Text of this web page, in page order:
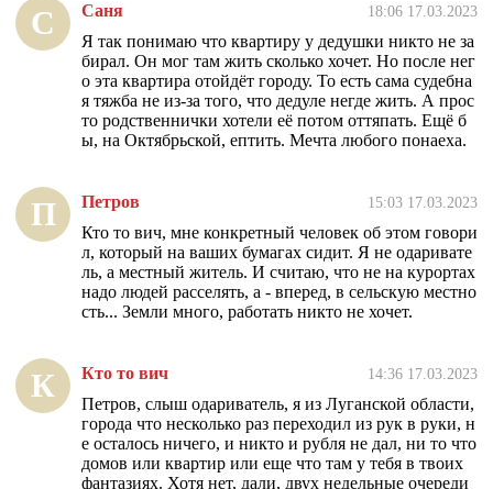
С Саня 18:06 17.03.2023
Я так понимаю что квартиру у дедушки никто не за
бирал. Он мог там жить сколько хочет. Но после нег
о эта квартира отойдёт городу. То есть сама судебна
я тяжба не из-за того, что дедуле негде жить. А прос
то родственнички хотели её потом оттяпать. Ещё б
ы, на Октябрьской, ептить. Мечта любого понаеха.
П Петров 15:03 17.03.2023
Кто то вич, мне конкретный человек об этом говори
л, который на ваших бумагах сидит. Я не одаривате
ль, а местный житель. И считаю, что не на курортах
надо людей расселять, а - вперед, в сельскую местно
сть... Земли много, работать никто не хочет.
К Кто то вич 14:36 17.03.2023
Петров, слыш одариватель, я из Луганской области,
города что несколько раз переходил из рук в руки, н
е осталось ничего, и никто и рубля не дал, ни то что
домов или квартир или еще что там у тебя в твоих
фантазиях. Хотя нет, дали, двух недельные очереди